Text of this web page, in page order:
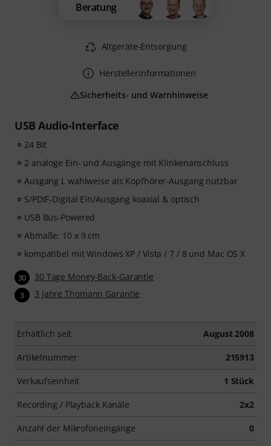
USB Audio-Interface
24 Bit
2 analoge Ein- und Ausgänge mit Klinkenanschluss
Ausgang L wahlweise als Kopfhörer-Ausgang nutzbar
S/PDIF-Digital Ein/Ausgang koaxial & optisch
USB Bus-Powered
Abmaße: 10 x 9 cm
kompatibel mit Windows XP / Vista / 7 / 8 und Mac OS X
30 30 Tage Money-Back-Garantie
3 3 Jahre Thomann Garantie
Erhältlich seit August 2008
Artikelnummer 215913
Verkaufseinheit 1 Stück
Recording / Playback Kanäle 2x2
Anzahl der Mikrofoneingänge 0
Beratung
Altgeräte-Entsorgung
Herstellerinformationen
Sicherheits- und Warnhinweise